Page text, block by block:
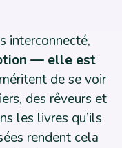
interconnecté,
— elle est
de se voir
des rêveurs et
les livres qu’ils
rendent cela